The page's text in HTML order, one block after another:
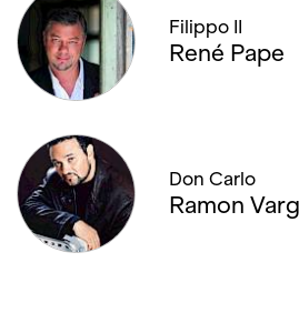
Filippo II
René Pape
Don Carlo
Ramon